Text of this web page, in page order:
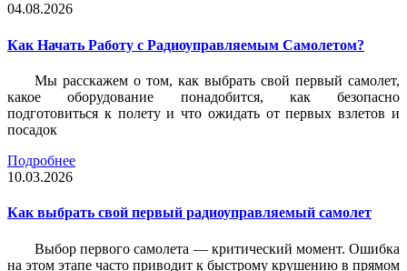
04.08.2026
Как Начать Работу с Радиоуправляемым Самолетом?
Мы расскажем о том, как выбрать свой первый самолет,
какое оборудование понадобится, как безопасно
подготовиться к полету и что ожидать от первых взлетов и
посадок
Подробнее
10.03.2026
Как выбрать свой первый радиоуправляемый самолет
Выбор первого самолета — критический момент. Ошибка
на этом этапе часто приводит к быстрому крушению в прямом